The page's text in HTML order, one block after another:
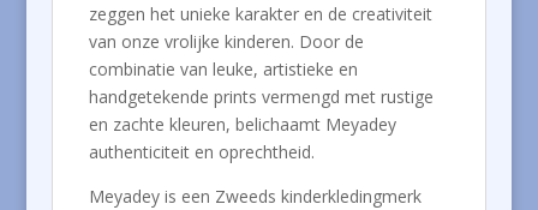
zeggen het unieke karakter en de creativiteit
van onze vrolijke kinderen. Door de
combinatie van leuke, artistieke en
handgetekende prints vermengd met rustige
en zachte kleuren, belichaamt Meyadey
authenticiteit en oprechtheid.
Meyadey is een Zweeds kinderkledingmerk